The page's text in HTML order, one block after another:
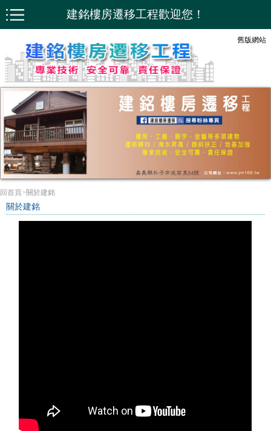
舊版網站
建銘樓房遷移工程歡迎您！
回首頁>關於建銘
關於建銘